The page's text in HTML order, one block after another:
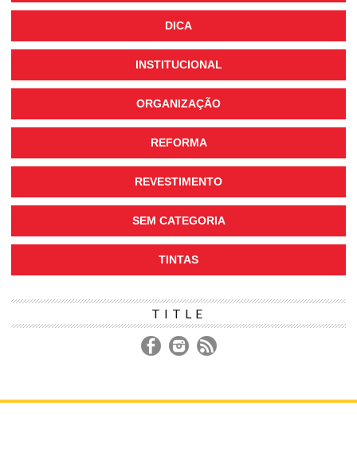
DICA
INSTITUCIONAL
ORGANIZAÇÃO
REFORMA
REVESTIMENTO
SEM CATEGORIA
TINTAS
TITLE